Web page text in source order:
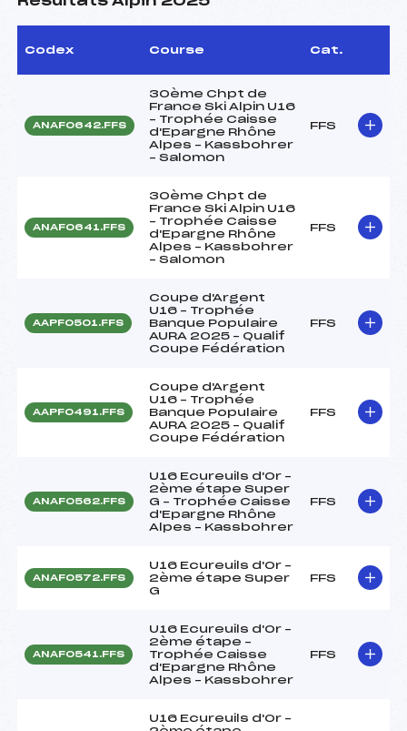
Codex Course Cat.
ANAF0642.FFS
30ème Chpt de
France Ski Alpin U16
– Trophée Caisse
d'Epargne Rhône
Alpes – Kassbohrer
– Salomon
FFS
ANAF0641.FFS
30ème Chpt de
France Ski Alpin U16
– Trophée Caisse
d'Epargne Rhône
Alpes – Kassbohrer
– Salomon
FFS
AAPF0501.FFS
Coupe d'Argent
U16 – Trophée
Banque Populaire
AURA 2025 – Qualif
Coupe Fédération
FFS
AAPF0491.FFS
Coupe d'Argent
U16 – Trophée
Banque Populaire
AURA 2025 – Qualif
Coupe Fédération
FFS
ANAF0562.FFS
U16 Ecureuils d'Or –
2ème étape Super
G – Trophée Caisse
d'Epargne Rhône
Alpes – Kassbohrer
FFS
ANAF0572.FFS
U16 Ecureuils d'Or –
2ème étape Super
G
FFS
ANAF0541.FFS
U16 Ecureuils d'Or –
2ème étape –
Trophée Caisse
d'Epargne Rhône
Alpes – Kassbohrer
FFS
U16 Ecureuils d'Or –